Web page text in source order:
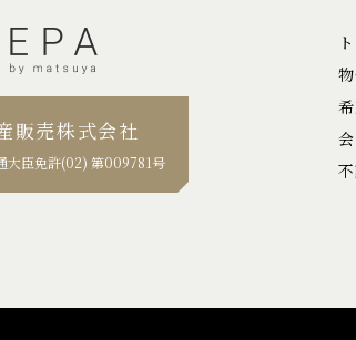
販売株式会社
大臣免許(02) 第009781号